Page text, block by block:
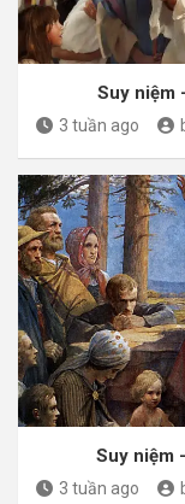
Suy niệm
3 tuần ago
Suy niệm
3 tuần ago